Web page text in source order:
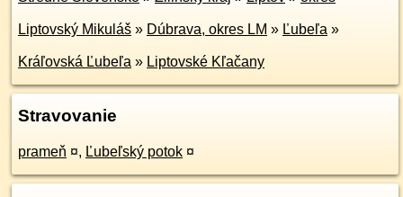
Liptovský Mikuláš » Dúbrava, okres LM » Ľubeľa »
Kráľovská Ľubeľa » Liptovské Kľačany
Stravovanie
prameň ¤, Ľubeľský potok ¤